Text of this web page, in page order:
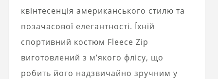
квінтесенція американського стилю та
позачасової елегантності. Їхній
спортивний костюм Fleece Zip
виготовлений з м’якого флісу, що
робить його надзвичайно зручним у